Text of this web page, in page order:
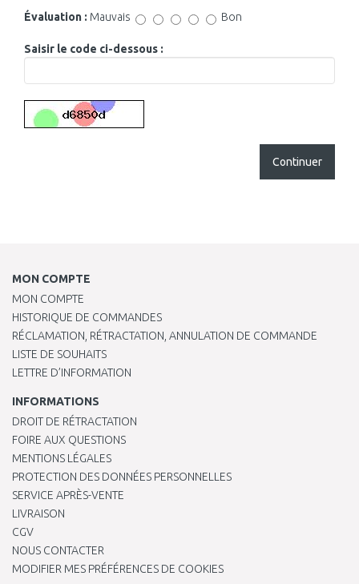
Évaluation : Mauvais Bon
Saisir le code ci-dessous :
Continuer
MON COMPTE
MON COMPTE
HISTORIQUE DE COMMANDES
RÉCLAMATION, RÉTRACTATION, ANNULATION DE COMMANDE
LISTE DE SOUHAITS
LETTRE D’INFORMATION
INFORMATIONS
DROIT DE RÉTRACTATION
FOIRE AUX QUESTIONS
MENTIONS LÉGALES
PROTECTION DES DONNÉES PERSONNELLES
SERVICE APRÈS-VENTE
LIVRAISON
CGV
NOUS CONTACTER
MODIFIER MES PRÉFÉRENCES DE COOKIES